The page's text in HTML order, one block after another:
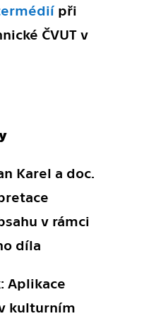
při
ČVUT v
Karel a doc.
v rámci
díla
Aplikace
kulturním